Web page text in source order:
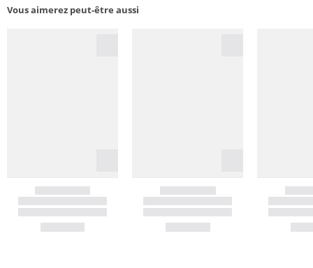
Vous aimerez peut-être aussi